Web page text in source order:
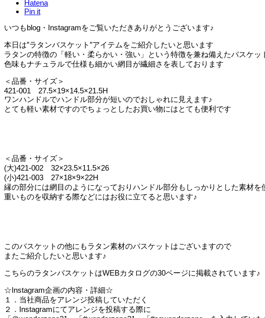
Hatena
Pin it
いつもblog・Instagramをご覧いただきありがとうございます♪
本日は”ラタンバスケット”アイテムをご紹介したいと思います
ラタンの特徴の「軽い・柔らかい・強い」という特徴を兼ね備えたバスケッ
色味もナチュラルで仕様も細かい網目が繊細さを表しております
＜品番・サイズ＞
421-001 27.5×19×14.5×21.5H
ワンハンドルでハンドル部分が短いのでおしゃれに見えます♪
とても軽い素材ですのでちょっとしたお買い物にはとても便利です
＜品番・サイズ＞
(大)421-002 32×23.5×11.5×26
(小)421-003 27×18×9×22H
縁の部分には網目のようになっておりハンドル部分もしっかりとした素材を
重いものを収納する際などにはお役に立てると思います♪
このバスケットの他にもラタン素材のバスケットはございますので
またご紹介したいと思います♪
こちらのラタンバスケットはWEBカタログの30ページに掲載されています♪
☆Instagram企画の内容・詳細☆
１．当社商品をアレンジ投稿していただく
２．Instagramにてアレンジを投稿する際に